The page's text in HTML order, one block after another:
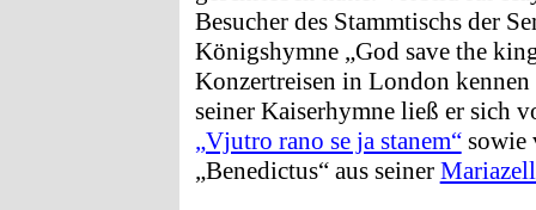
Besucher des Stammtischs der
Königshymne „God save the
Konzertreisen in London
seiner Kaiserhymne ließ er sich
„Vjutro rano se ja stanem“sowie
„Benedictus“ aus seiner